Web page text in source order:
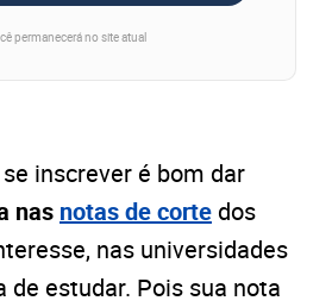
permanecerá no site atual
inscrever é bom dar
nas notas de corte dos
nas universidades
de estudar. Pois sua nota